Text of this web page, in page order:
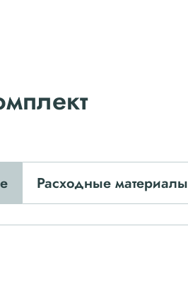
Расходные материалы